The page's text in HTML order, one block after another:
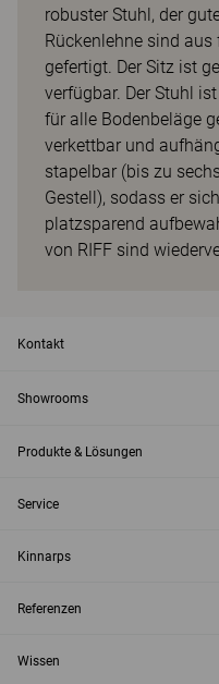
robuster Stuhl, der
Rückenlehne sind
gefertigt. Der Sitz ist
verfügbar. Der Stuhl
für alle Bodenbeläge
verkettbar und
stapelbar (bis zu
Gestell), sodass er
platzsparend
von RIFF sind
Kontakt
Showrooms
Produkte & Lösungen
Service
Kinnarps
Referenzen
Wissen